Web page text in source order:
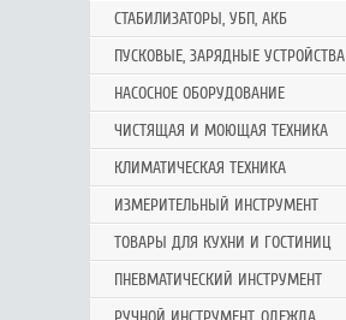
СТАБИЛИЗАТОРЫ, УБП, АКБ
ПУСКОВЫЕ, ЗАРЯДНЫЕ УСТРОЙСТВА
НАСОСНОЕ ОБОРУДОВАНИЕ
ЧИСТЯЩАЯ И МОЮЩАЯ ТЕХНИКА
КЛИМАТИЧЕСКАЯ ТЕХНИКА
ИЗМЕРИТЕЛЬНЫЙ ИНСТРУМЕНТ
ТОВАРЫ ДЛЯ КУХНИ И ГОСТИНИЦ
ПНЕВМАТИЧЕСКИЙ ИНСТРУМЕНТ